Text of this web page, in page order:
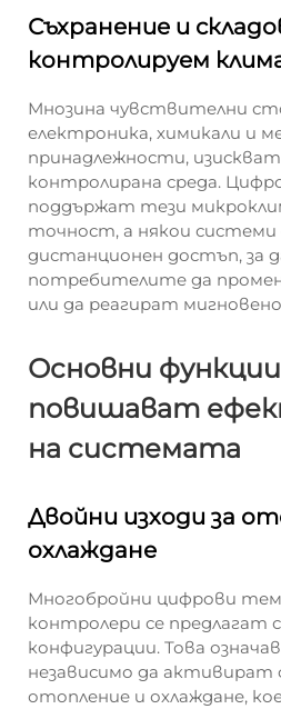
Съхранение и
контролируем
Мнозина чувствителни
електроника, химикали и
принадлежности, изискват
контролирана среда.
поддържат тези
точност, а някои
дистанционен достъп, за
потребителите да
или да реагират
Основни
повишават
на системата
Двойни изходи за
охлаждане
Многобройни цифрови
контролери се предлагат
конфигурации. Това
независимо да активират
отопление и охлаждане,